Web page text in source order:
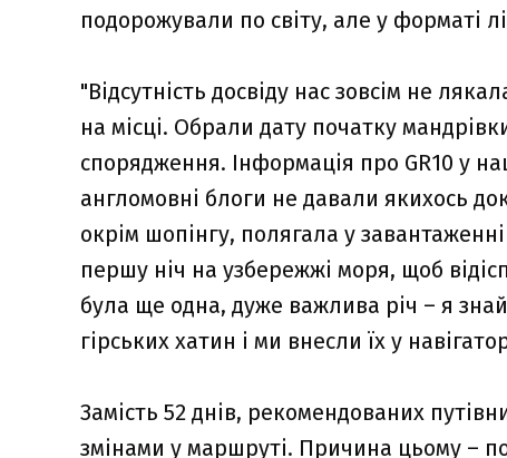
подорожували по світу, але у форматі
"Відсутність досвіду нас зовсім не
на місці. Обрали дату початку
спорядження. Інформація про GR10 у
англомовні блоги не давали якихось
окрім шопінгу, полягала у
першу ніч на узбережжі моря, щоб
була ще одна, дуже важлива річ – я
гірських хатин і ми внесли їх у
Замість 52 днів, рекомендованих
змінами у маршруті. Причина цьому –